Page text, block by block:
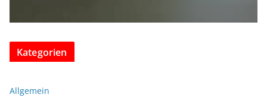
Kategorien
Allgemein